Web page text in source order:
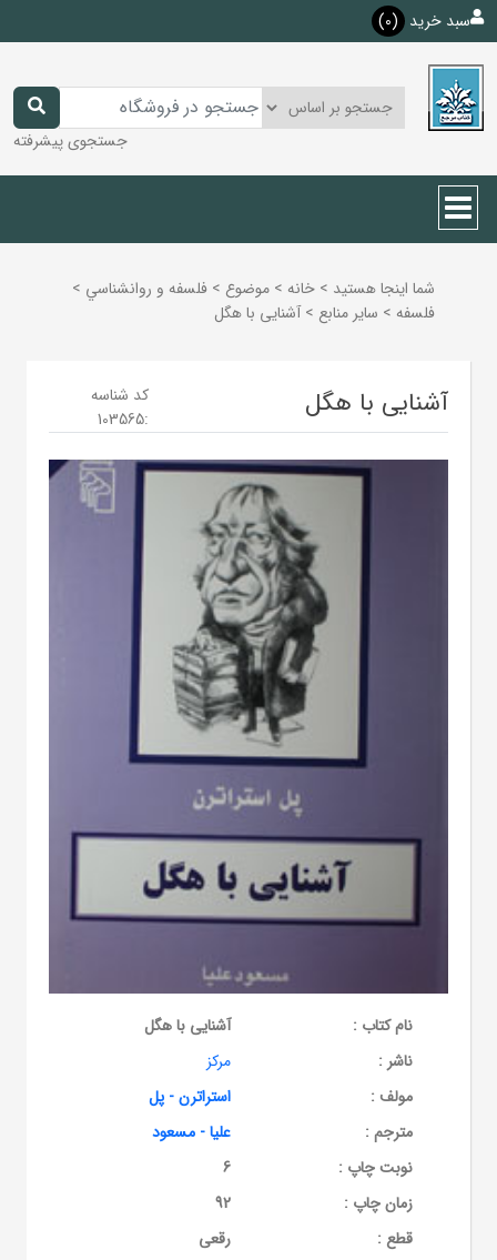
سبد خرید (0)
جستجوی پیشرفته
شما اینجا هستید > خانه > موضوع > فلسفه و روانشناسي >
فلسفه > ساير منابع > آشنایی با هگل
آشنایی با هگل
کد شناسه
:
103565
نام کتاب :
آشنایی با هگل
ناشر :
مرکز
مولف :
استراترن - پل
مترجم :
علیا - مسعود
نوبت چاپ :
6
زمان چاپ :
92
قطع :
رقعی